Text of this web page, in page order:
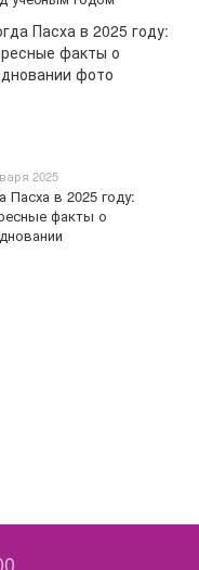
2025
Пасха в 2025 году:
факты о